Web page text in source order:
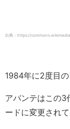
出典：https://
1984年に2度目の
アバンテはこの3
ードに変更されて